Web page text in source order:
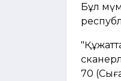
Бұл
70